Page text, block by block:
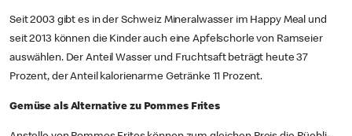
Seit 2003 gibt es in der Schweiz Mineralwasser im Happy Meal und
seit 2013 können die Kinder auch eine Apfelschorle von Ramseier
auswählen. Der Anteil Wasser und Fruchtsaft beträgt heute 37
Prozent, der Anteil kalorienarme Getränke 11 Prozent.
Gemüse als Alternative zu Pommes Frites